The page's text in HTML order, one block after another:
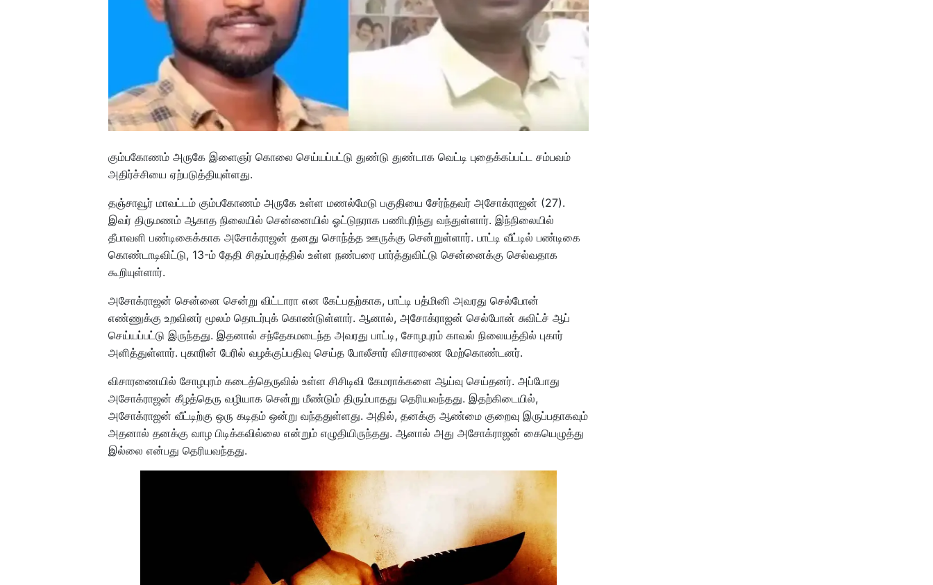
கும்பகோணம் அருகே இளைஞர் கொலை செய்யப்பட்டு துண்டு துண்டாக வெட்டி புதைக்கப்பட்ட சம்பவம்
அதிர்ச்சியை ஏற்படுத்தியுள்ளது.
தஞ்சாவூர் மாவட்டம் கும்பகோணம் அருகே உள்ள மணல்மேடு பகுதியை சேர்ந்தவர் அசோக்ராஜன் (27).
இவர் திருமணம் ஆகாத நிலையில் சென்னையில் ஓட்டுநராக பணிபுரிந்து வந்துள்ளார். இந்நிலையில்
தீபாவளி பண்டிகைக்காக அசோக்ராஜன் தனது சொந்த்த ஊருக்கு சென்றுள்ளார். பாட்டி வீட்டில் பண்டிகை
கொண்டாடிவிட்டு, 13-ம் தேதி சிதம்பரத்தில் உள்ள நண்பரை பார்த்துவிட்டு சென்னைக்கு செல்வதாக
கூறியுள்ளார்.
அசோக்ராஜன் சென்னை சென்று விட்டாரா என கேட்பதற்காக, பாட்டி பத்மினி அவரது செல்போன்
எண்ணுக்கு உறவினர் மூலம் தொடர்புக் கொண்டுள்ளார். ஆனால், அசோக்ராஜன் செல்போன் சுவிட்ச் ஆப்
செய்யப்பட்டு இருந்தது. இதனால் சந்தேகமடைந்த அவரது பாட்டி, சோழபுரம் காவல் நிலையத்தில் புகார்
அளித்துள்ளார். புகாரின் பேரில் வழக்குப்பதிவு செய்த போலீசார் விசாரணை மேற்கொண்டனர்.
விசாரணையில் சோழபுரம் கடைத்தெருவில் உள்ள சிசிடிவி கேமராக்களை ஆய்வு செய்தனர். அப்போது
அசோக்ராஜன் கீழத்தெரு வழியாக சென்று மீண்டும் திரும்பாதது தெரியவந்தது. இதற்கிடையில்,
அசோக்ராஜன் வீட்டிற்கு ஒரு கடிதம் ஒன்று வந்ததுள்ளது. அதில், தனக்கு ஆண்மை குறைவு இருப்பதாகவும்
அதனால் தனக்கு வாழ பிடிக்கவில்லை என்றும் எழுதியிருந்தது. ஆனால் அது அசோக்ராஜன் கையெழுத்து
இல்லை என்பது தெரியவந்தது.